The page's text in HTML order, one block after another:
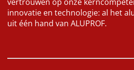
innovatie en technologie: al het
uit één hand van ALUPROF.